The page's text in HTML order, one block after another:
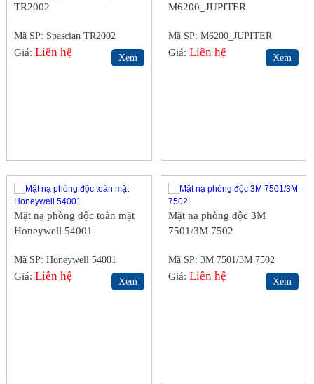
TR2002
Mã SP: Spascian TR2002
Giá:Liên hệ Xem
M6200_JUPITER
Mã SP: M6200_JUPITER
Giá:Liên hệ Xem
Mặt nạ phòng độc toàn mặt
Honeywell 54001
Mã SP: Honeywell 54001
Giá:Liên hệ Xem
Mặt nạ phòng độc 3M
7501/3M 7502
Mã SP: 3M 7501/3M 7502
Giá:Liên hệ Xem